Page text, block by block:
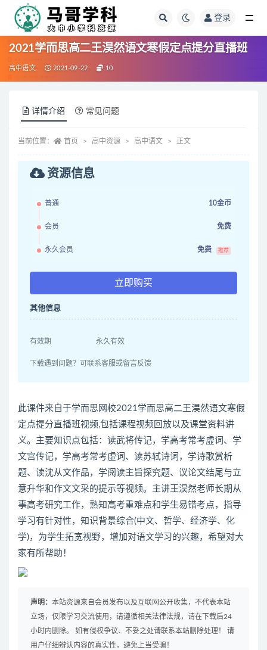
登录
2021学而思高二王淏然语文寒假定点提分直播班
高中语文 2021-09-22 10
详情介绍 常见问题
当前位置： 首页 高中资源 高中语文 正文
资源信息
普通 10金币
会员 免费
永久会员 免费 推荐
立即购买
其他信息
有效期 永久有效
下载遇到问题？可联系客服或留言反馈
此课件来自于学而思网校2021学而思高二王淏然语文寒假
定点提分直播班视频,包括课程视频回放以及课堂资料讲
义。主要知识点包括：读武将传记，学高考常考虚词、学
文宫传记，学高考常考虚词、读苏轼诗词，学诗歌赏析
题、读沈从文作品，学阅读主旨探究题、议论文结尾与立
意升华和作文文采的提示等视频。主讲王淏然老师长期从
事高考研究工作，熟知高考重难点和学生易错考点，指导
学习有针对性，知识背景综合(中文、哲学、经济学、化
学)，为学生拓宽视野，增加对语文学习的兴趣，希望对大
家有所帮助！
声明： 本站资源来自会员发布以及互联网公开收集，不代表本站
立场，仅限学习交流使用，请遵循相关法律法规，请在下载后24
小时内删除。 如有侵权争议、不妥之处请联系本站删除处理！ 请
用户仔细辨认内容的真实性，避免上当受骗！
全部